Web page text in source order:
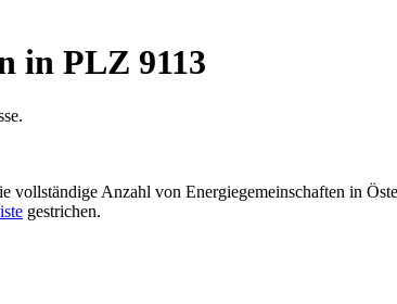
in PLZ 9113
Anzahl von Energiegemeinschaften in
gestrichen.